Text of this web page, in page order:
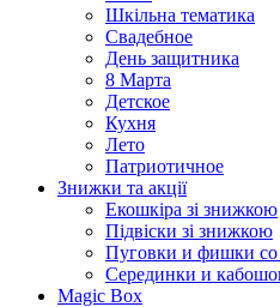
Шкільна тематика
Свадебное
День защитника
8 Марта
Детское
Кухня
Лето
Патриотичное
Знижки та акції
Екошкіра зі знижкою
Підвіски зі знижкою
Пуговки и фишки со
Серединки и
Magic Box